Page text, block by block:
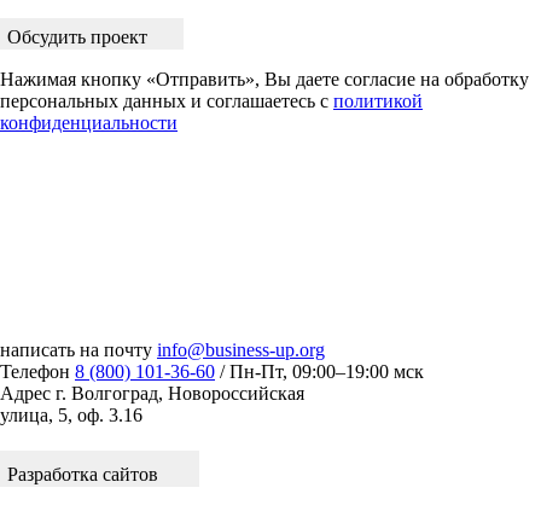
Обсудить проект
Нажимая кнопку «Отправить», Вы даете согласие на обработку
персональных данных и соглашаетесь с политикой
конфиденциальности
написать на почту info@business-up.org
Телефон 8 (800) 101-36-60 / Пн-Пт, 09:00–19:00 мск
Адрес г. Волгоград, Новороссийская
улица, 5, оф. 3.16
Разработка сайтов